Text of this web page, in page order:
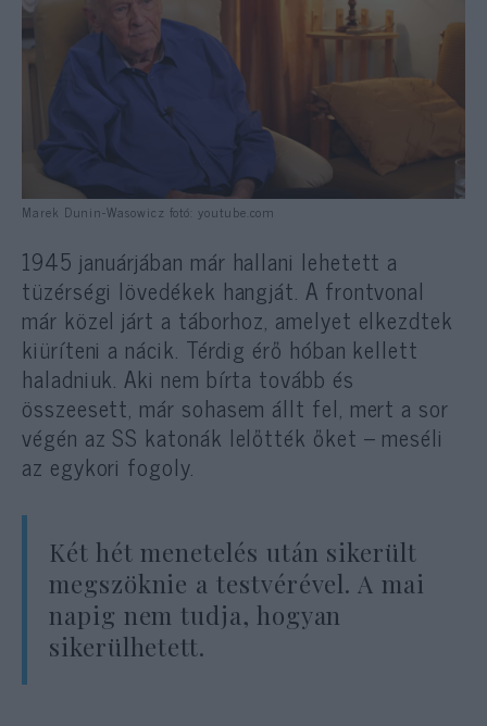
Marek Dunin-Wasowicz fotó: youtube.com
1945 januárjában már hallani lehetett a
tüzérségi lövedékek hangját. A frontvonal
már közel járt a táborhoz, amelyet elkezdtek
kiüríteni a nácik. Térdig érő hóban kellett
haladniuk. Aki nem bírta tovább és
összeesett, már sohasem állt fel, mert a sor
végén az SS katonák lelőtték őket – meséli
az egykori fogoly.
Két hét menetelés után sikerült
megszöknie a testvérével. A mai
napig nem tudja, hogyan
sikerülhetett.